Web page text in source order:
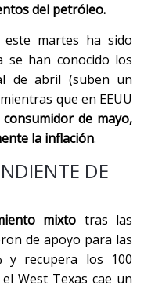
del petróleo.
este martes ha sido
se han conocido los
de abril (suben un
que en EEUU
de mayo,
la inflación.
DE
mixto tras las
de apoyo para las
y recupera los 100
West Texas cae un